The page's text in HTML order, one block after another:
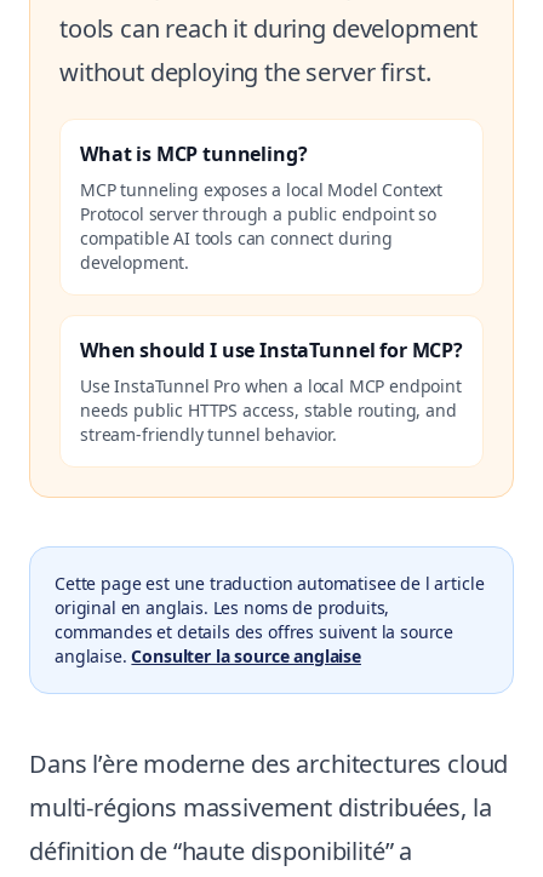
tools can reach it during development
without deploying the server first.
What is MCP tunneling?
MCP tunneling exposes a local Model Context
Protocol server through a public endpoint so
compatible AI tools can connect during
development.
When should I use InstaTunnel for MCP?
Use InstaTunnel Pro when a local MCP endpoint
needs public HTTPS access, stable routing, and
stream-friendly tunnel behavior.
Cette page est une traduction automatisee de l article
original en anglais. Les noms de produits,
commandes et details des offres suivent la source
anglaise. Consulter la source anglaise
Dans l’ère moderne des architectures cloud
multi-régions massivement distribuées, la
définition de “haute disponibilité” a